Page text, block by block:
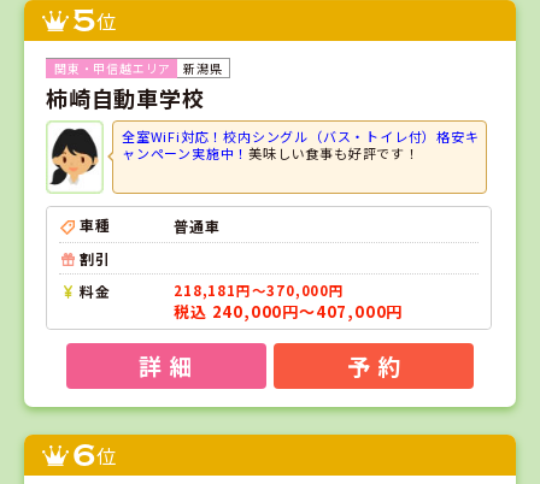
5位
新潟県
柿崎自動車学校
全室WiFi対応！校内シングル（バス・トイレ付）格安キ
ャンペーン実施中！美味しい食事も好評です！
車種
普通車
割引
料金
218,181円～370,000円
税込 240,000円～407,000円
詳 細 予 約
6位